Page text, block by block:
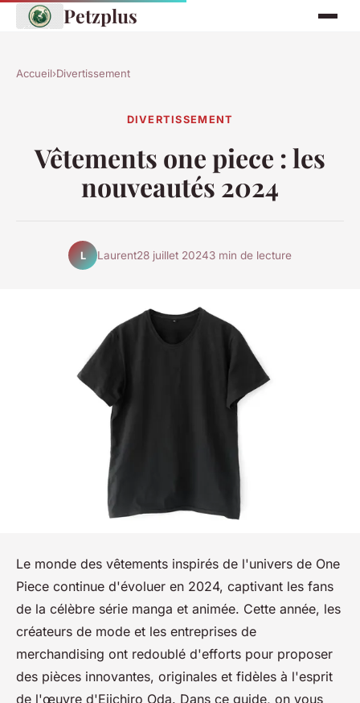
Petzplus
Accueil›Divertissement
DIVERTISSEMENT
Vêtements one piece : les
nouveautés 2024
L Laurent28 juillet 20243 min de lecture
Le monde des vêtements inspirés de l'univers de One
Piece continue d'évoluer en 2024, captivant les fans
de la célèbre série manga et animée. Cette année, les
créateurs de mode et les entreprises de
merchandising ont redoublé d'efforts pour proposer
des pièces innovantes, originales et fidèles à l'esprit
de l'œuvre d'Eiichiro Oda. Dans ce guide, on vous